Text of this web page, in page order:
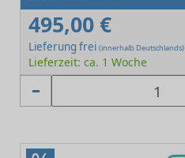
495,00 €
Lieferung frei (innerhalb Deutschlands)
Lieferzeit: ca. 1 Woche